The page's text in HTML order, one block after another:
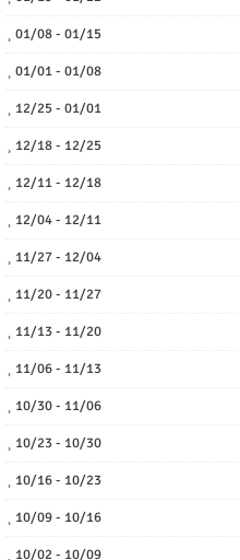
01/08 - 01/15
01/01 - 01/08
12/25 - 01/01
12/18 - 12/25
12/11 - 12/18
12/04 - 12/11
11/27 - 12/04
11/20 - 11/27
11/13 - 11/20
11/06 - 11/13
10/30 - 11/06
10/23 - 10/30
10/16 - 10/23
10/09 - 10/16
10/02 - 10/09